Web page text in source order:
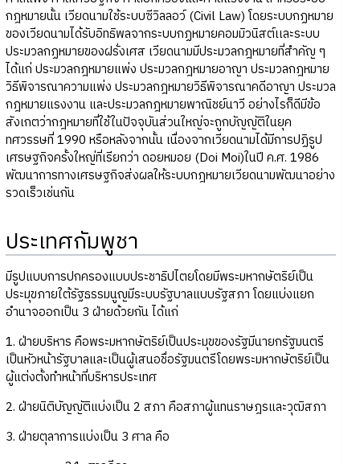
กฎหมายนั้น เวียดนามใช้ระบบซีวิลลอว์ (Civil Law) โดยระบบกฏหมาย
ของเวียดนามได้รับอิทธิพลจากระบบกฏหมายคอมมิวนิสต์เเละระบบ
ประมวลกฏหมายของฝรั่งเศส เวียดนามมีประมวลกฎหมายที่สำคัญ ๆ
ได้แก่ ประมวลกฎหมายแพ่ง ประมวลกฎหมายอาญา ประมวลกฎหมาย
วิธีพิจารณาความแพ่ง ประมวลกฎหมายวิธีพิจารณาคดีอาญา ประมวล
กฎหมายแรงงาน และประมวลกฎหมายพาณิชย์นาวี อย่างไรก็ดีมีข้อ
สังเกตว่ากฎหมายที่ใช้ในปัจจุบันส่วนใหญ่จะถูกบัญญัติในยุค
ทศวรรษที่ 1990 หรือหลังจากนั้น เนื่องจากเวียดนามได้มีการปฏิรูป
เศรษฐกิจครั้งใหญ่ที่เรียกว่า ดอยหมอย (Doi Moi)ในปี ค.ศ. 1986
พัฒนาการทางเศรษฐกิจส่งผลให้ระบบกฎหมายเวียดนามพัฒนาอย่าง
รวดเร็วเช่นกัน
ประเทศกัมพูชา
มีรูปแบบการปกครองแบบประชาธิปไตยโดยมีพระมหากษัตริย์เป็น
ประมุขภายใต้รัฐธรรมนูญมีระบบรัฐบาลแบบรัฐสภา โดยแบ่งแยก
อำนาจออกเป็น 3 ฝ่ายด้วยกัน ได้แก่
1. ฝ่ายบริหาร คือพระมหากษัตริย์เป็นประมุขของรัฐมีนายกรัฐมนตรี
เป็นหัวหน้ารัฐบาลและเป็นผู้เสนอชื่อรัฐมนตรีโดยพระมหากษัตริย์เป็น
ผู้แต่งตั้งทำหน้าที่บริหารประเทศ
2. ฝ่ายนิติบัญญัติแบ่งเป็น 2 สภา คือสภาผู้แทนราษฎรและวุฒิสภา
3. ฝ่ายตุลาการแบ่งเป็น 3 ศาล คือ